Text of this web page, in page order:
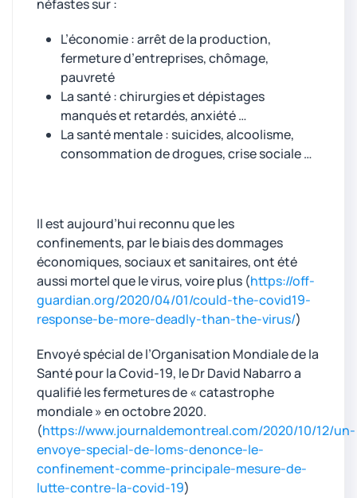
néfastes sur :
L’économie : arrêt de la production,
fermeture d’entreprises, chômage,
pauvreté
La santé : chirurgies et dépistages
manqués et retardés, anxiété …
La santé mentale : suicides, alcoolisme,
consommation de drogues, crise sociale …
Il est aujourd’hui reconnu que les
confinements, par le biais des dommages
économiques, sociaux et sanitaires, ont été
aussi mortel que le virus, voire plus (https://off-
guardian.org/2020/04/01/could-the-covid19-
response-be-more-deadly-than-the-virus/)
Envoyé spécial de l’Organisation Mondiale de la
Santé pour la Covid-19, le Dr David Nabarro a
qualifié les fermetures de « catastrophe
mondiale » en octobre 2020.
(https://www.journaldemontreal.com/2020/10/12/un-
envoye-special-de-loms-denonce-le-
confinement-comme-principale-mesure-de-
lutte-contre-la-covid-19)